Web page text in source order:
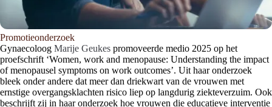
Promotieonderzoek
Gynaecoloog Marije Geukes promoveerde medio 2025 op het
proefschrift ‘Women, work and menopause: Understanding the impact
of menopausel symptoms on work outcomes’. Uit haar onderzoek
bleek onder andere dat meer dan driekwart van de vrouwen met
ernstige overgangsklachten risico liep op langdurig ziekteverzuim. Ook
beschrijft zij in haar onderzoek hoe vrouwen die educatieve interventie